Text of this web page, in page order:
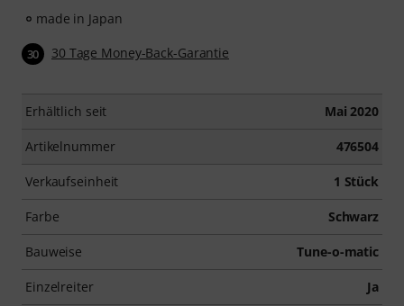
made in Japan
30 30 Tage Money-Back-Garantie
Erhältlich seit Mai 2020
Artikelnummer 476504
Verkaufseinheit 1 Stück
Farbe Schwarz
Bauweise Tune-o-matic
Einzelreiter Ja